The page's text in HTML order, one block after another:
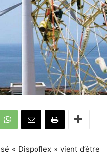
« Dispoflex » vient d’être